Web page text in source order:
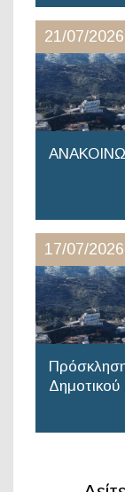
21/07/2026
17/07/2026